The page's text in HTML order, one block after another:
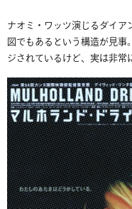
ナオミ・ワッツ演じるダイ
図でもあるという構造が見
ジされているけど、実は非常